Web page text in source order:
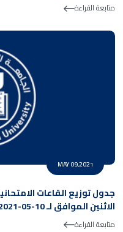
متابعة القراءة
MAY 09,2021
جدول توزيع القاعات
الاثنين الموافق لـ 10-05-2021
متابعة القراءة